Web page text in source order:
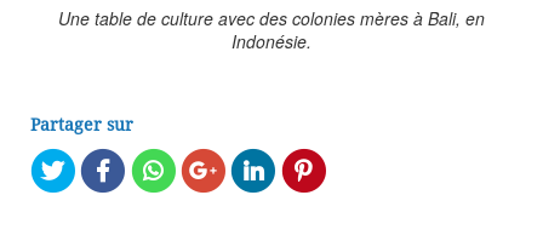
Une table de culture avec des colonies mères à Bali, en
Indonésie.
Partager sur